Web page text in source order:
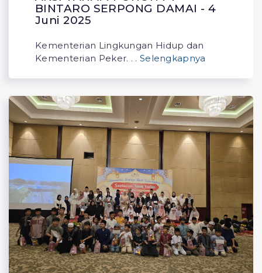
BINTARO SERPONG DAMAI - 4
Juni 2025
Kementerian Lingkungan Hidup dan
Kementerian Peker. . . Selengkapnya